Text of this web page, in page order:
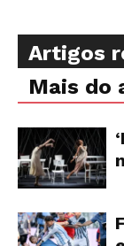
Artigos
Mais do